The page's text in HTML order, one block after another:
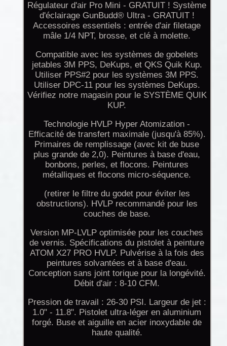
Régulateur d'air Pro Mini - GRATUIT ! Système
d'éclairage GunBudd® Ultra - GRATUIT !
Accessoires essentiels : entrée d'air filetage
mâle 1/4 NPT, brosse, et clé à molette.
Compatible avec les systèmes de gobelets
jetables 3M PPS, DeKups, et QKS Quik Kup.
Utiliser PPS#2 pour les systèmes 3M PPS.
Utiliser DPC-11 pour les systèmes DeKups.
Vérifiez notre magasin pour le SYSTÈME QUIK
KUP.
Technologie HVLP Hyper Atomization -
Efficacité de transfert maximale (jusqu'à 85%).
Primaires de remplissage (avec kit de buse
plus grande de 2,0). Peintures à base d'eau,
bonbons, perles, et flocons. Peintures
métalliques et flocons micro-séquence.
(retirer le filtre du godet pour éviter les
obstructions). HVLP recommandé pour les
couches de base.
Version MP-LVLP optimisée pour les couches
de vernis. Spécifications du pistolet à peinture
ATOM X27 PRO HVLP. Pulvérise à la fois des
peintures solvantées et à base d'eau.
Conception sans joint torique pour la longévité.
Débit d'air : 8-10 CFM.
Pression de travail : 26-30 PSI. Largeur de jet :
1.0" - 11.8". Pistolet ultra-léger en aluminium
forgé. Buse et aiguille en acier inoxydable de
haute qualité.